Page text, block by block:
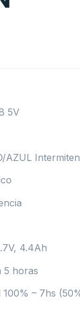
5V
AZUL
4.4Ah
5 horas
– 7hs